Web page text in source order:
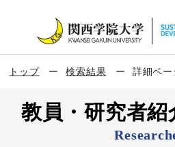
トップ 検索結果 詳細ペー
教員・研究者